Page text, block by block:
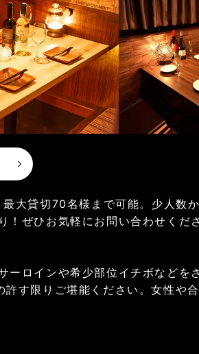
大貸切70名様まで可能。少人数か
！ぜひお気軽にお問い合わせくださ
ーロインや希少部位イチボなどを
す限りご堪能ください。女性や合